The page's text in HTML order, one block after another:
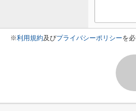
※利用規約及びプライバシーポリシーを